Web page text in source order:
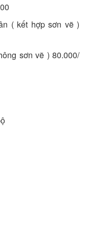
( kết hợp sơn vẽ )
sơn vẽ ) 80.000/